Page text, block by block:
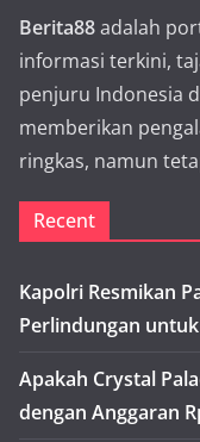
Berita88adalah
informasi terkini,
penjuru Indonesia
memberikan
ringkas, namun
Recent
Kapolri Resmikan
Perlindungan
Apakah Crystal
dengan Anggaran